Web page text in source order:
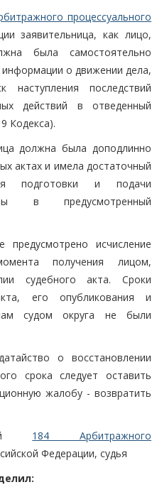
процессуального
заявительница, как лицо,
была самостоятельно
о движении дела,
последствий
действий в отведенный
Кодекса).
должна была доподлинно
актах и имела достаточный
подготовки и подачи
в предусмотренный
предусмотрено исчисление
получения лицом,
судебного акта. Сроки
его опубликования и
судом округа не были
о восстановлении
срока следует оставить
жалобу - возвратить
184 Арбитражного
Федерации, судья